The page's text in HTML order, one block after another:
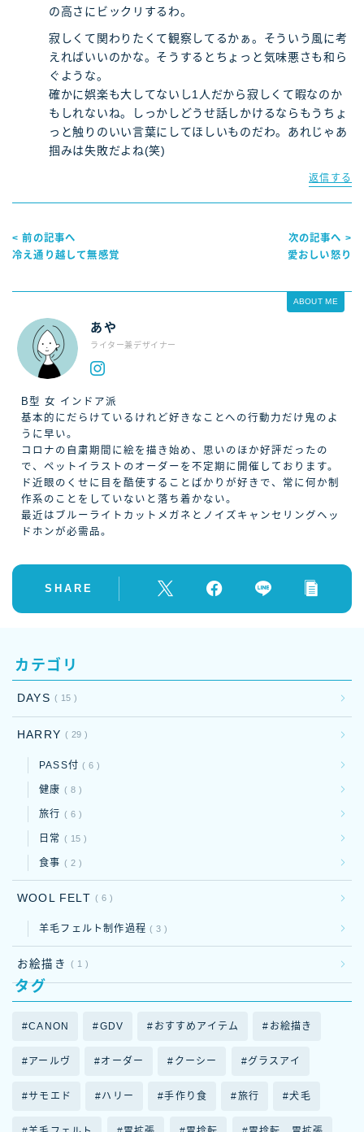
の高さにビックリするわ。
寂しくて関わりたくて観察してるかぁ。そういう風に考
えればいいのかな。そうするとちょっと気味悪さも和ら
ぐような。
確かに娯楽も大してないし1人だから寂しくて暇なのか
もしれないね。しっかしどうせ話しかけるならもうちょ
っと触りのいい言葉にしてほしいものだわ。あれじゃあ
掴みは失敗だよね(笑)
返信する
< 前の記事へ
冷え通り越して無感覚
次の記事へ >
愛おしい怒り
ABOUT ME
あや
ライター兼デザイナー
B型 女 インドア派
基本的にだらけているけれど好きなことへの行動力だけ鬼のよ
うに早い。
コロナの自粛期間に絵を描き始め、思いのほか好評だったの
で、ペットイラストのオーダーを不定期に開催しております。
ド近眼のくせに目を酷使することばかりが好きで、常に何か制
作系のことをしていないと落ち着かない。
最近はブルーライトカットメガネとノイズキャンセリングヘッ
ドホンが必需品。
SHARE
カテゴリ
DAYS 15
HARRY 29
PASS付 6
健康 8
旅行 6
日常 15
食事 2
WOOL FELT 6
羊毛フェルト制作過程 3
お絵描き 1
タグ
CANON GDV おすすめアイテム お絵描き
アールヴ オーダー クーシー グラスアイ
サモエド ハリー 手作り食 旅行 犬毛